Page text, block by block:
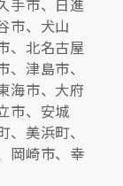
市、犬山
、北名古屋
津島市、
海市、大府
市、安城
美浜町、
岡崎市、幸